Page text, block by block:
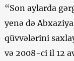
“Son aylarda
yenə də
qüvvələrini
və 2008-ci il 12